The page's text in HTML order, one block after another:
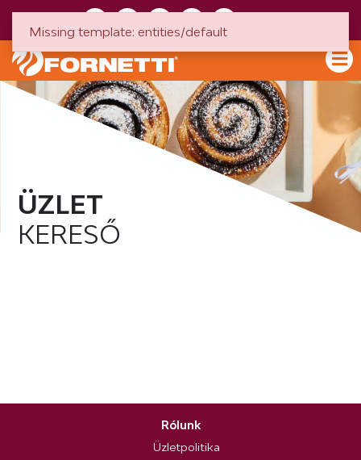
ÜZLET
KERESŐ
Rólunk
Üzletpolitika
Missing template: entities/default